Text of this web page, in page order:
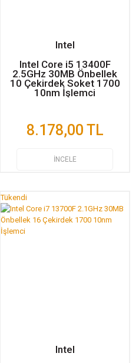
Intel
Intel Core i5 13400F
2.5GHz 30MB Önbellek
10 Çekirdek Soket 1700
10nm İşlemci
8.178,00 TL
İNCELE
Tükendi
Intel